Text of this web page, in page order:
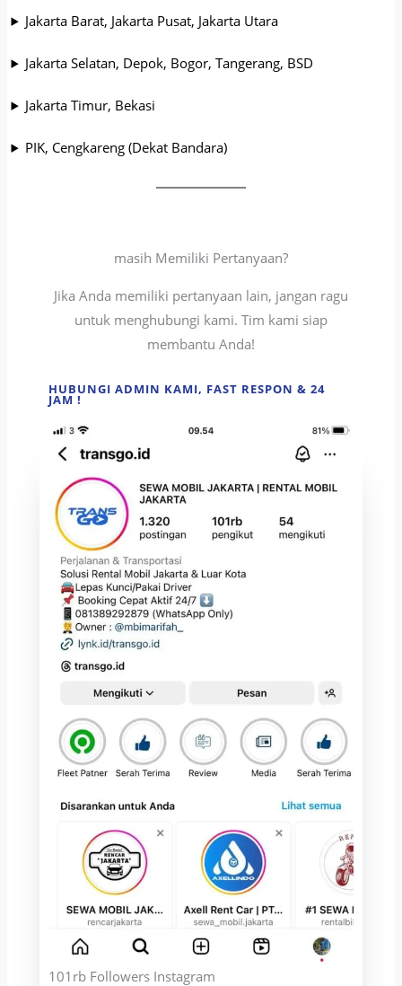
Jakarta Barat, Jakarta Pusat, Jakarta Utara
Jakarta Selatan, Depok, Bogor, Tangerang, BSD
Jakarta Timur, Bekasi
PIK, Cengkareng (Dekat Bandara)
masih Memiliki Pertanyaan?
Jika Anda memiliki pertanyaan lain, jangan ragu
untuk menghubungi kami. Tim kami siap
membantu Anda!
HUBUNGI ADMIN KAMI, FAST RESPON & 24
JAM !
101rb Followers Instagram